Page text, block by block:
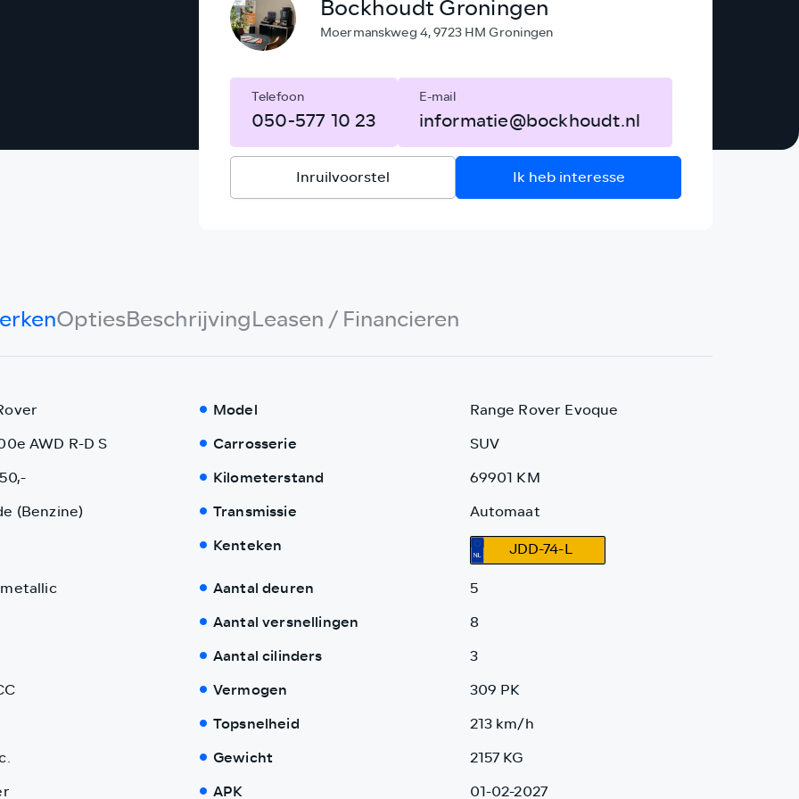
Bockhoudt Groningen
Moermanskweg 4, 9723 HM Groningen
Telefoon
050-577 10 23
E-mail
informatie@bockhoudt.nl
Inruilvoorstel Ik heb interesse
OptiesBeschrijvingLeasen / Financieren
Model
Range Rover Evoque
AWD R-D S
Carrosserie
SUV
Kilometerstand
69901 KM
(Benzine)
Transmissie
Automaat
Kenteken
JDD-74-L
Aantal deuren
5
Aantal versnellingen
8
Aantal cilinders
3
Vermogen
309 PK
Topsnelheid
213 km/h
Gewicht
2157 KG
APK 01-02-2027